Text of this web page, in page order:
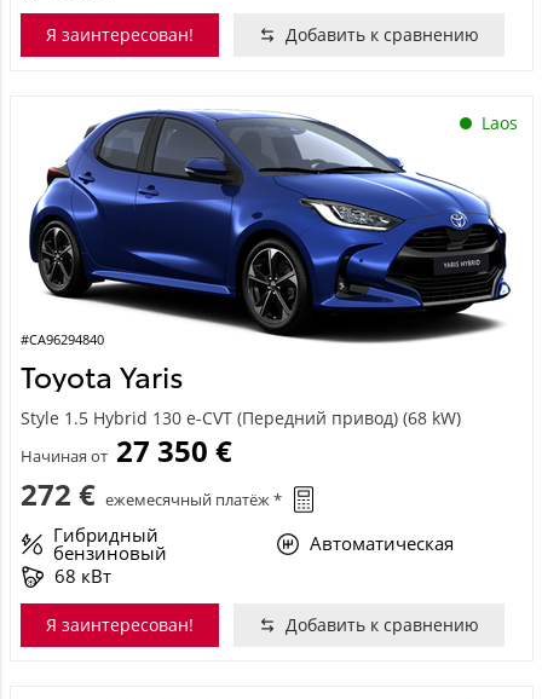
Я заинтересован! Добавить к сравнению
Laos
#CA96294840
Toyota Yaris
Style 1.5 Hybrid 130 e-CVT (Передний привод) (68 kW)
Начиная от 27 350 €
272 € ежемесячный платёж *
Гибридный
бензиновый
Автоматическая
68 кВт
Я заинтересован! Добавить к сравнению